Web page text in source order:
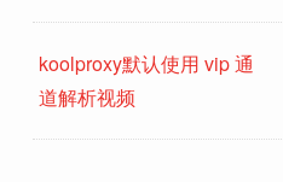
koolproxy默认使用 vip 通
道解析视频